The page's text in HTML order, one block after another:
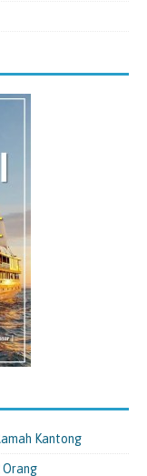
Kantong
Orang